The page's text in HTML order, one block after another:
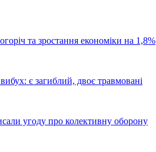
та зростання економіки на 1,8%
є загиблий, двоє травмовані
угоду про колективну оборону